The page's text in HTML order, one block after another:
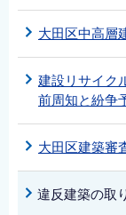
大田区中高層
建設リサイク
前周知と紛争
大田区建築審
違反建築の取